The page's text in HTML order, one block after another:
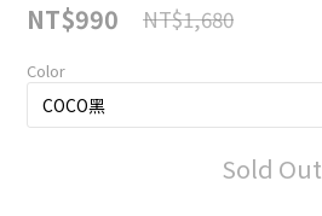
NT$990 NT$1,680
Color
Sold Out